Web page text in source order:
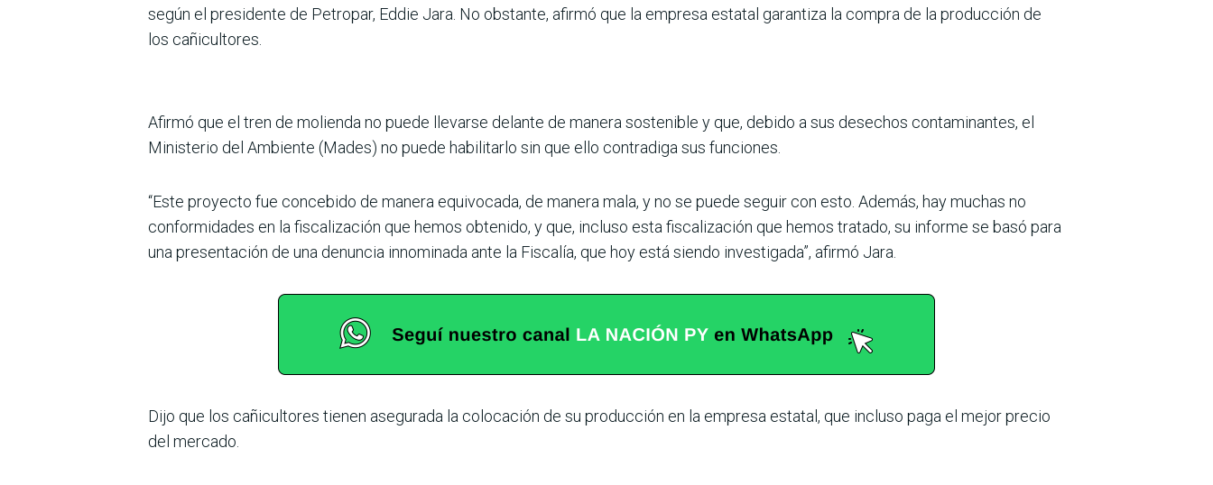
según el presidente de Petropar, Eddie Jara. No obstante, afirmó que la empresa estatal garantiza la compra de la producción de
los cañicultores.
Afirmó que el tren de molienda no puede llevarse delante de manera sostenible y que, debido a sus desechos contaminantes, el
Ministerio del Ambiente (Mades) no puede habilitarlo sin que ello contradiga sus funciones.
“Este proyecto fue concebido de manera equivocada, de manera mala, y no se puede seguir con esto. Además, hay muchas no
conformidades en la fiscalización que hemos obtenido, y que, incluso esta fiscalización que hemos tratado, su informe se basó para
una presentación de una denuncia innominada ante la Fiscalía, que hoy está siendo investigada”, afirmó Jara.
Dijo que los cañicultores tienen asegurada la colocación de su producción en la empresa estatal, que incluso paga el mejor precio
del mercado.